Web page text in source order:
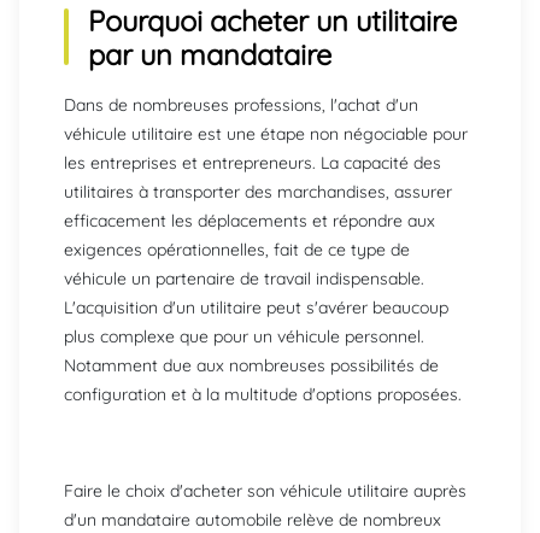
Pourquoi acheter un utilitaire
par un mandataire
Dans de nombreuses professions, l'achat d'un
véhicule utilitaire est une étape non négociable pour
les entreprises et entrepreneurs. La capacité des
utilitaires à transporter des marchandises, assurer
efficacement les déplacements et répondre aux
exigences opérationnelles, fait de ce type de
véhicule un partenaire de travail indispensable.
L'acquisition d'un utilitaire peut s'avérer beaucoup
plus complexe que pour un véhicule personnel.
Notamment due aux nombreuses possibilités de
configuration et à la multitude d'options proposées.
Faire le choix d'acheter son véhicule utilitaire auprès
d'un mandataire automobile relève de nombreux